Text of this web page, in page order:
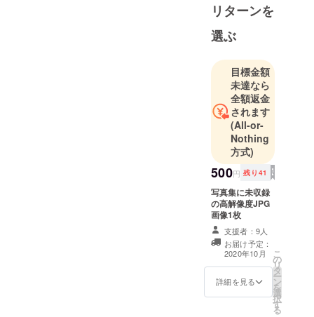
援いただい
ている皆さ
まありがと
うございま
す！
大きくなれ
るよう頑張
りますの
で、どうぞ
よろしくお
願い申し上
リターンを
選ぶ
目標金額
未達なら
全額返金
されます
(All-or-
Nothing
方式)
500円 残り41
写真集に未収録
の高解像度JPG
画像1枚
支援者：9人
お届け予定：
2020年10月
詳細を見る
こ
の
リ
タ
ー
ン
を
選
択
す
る